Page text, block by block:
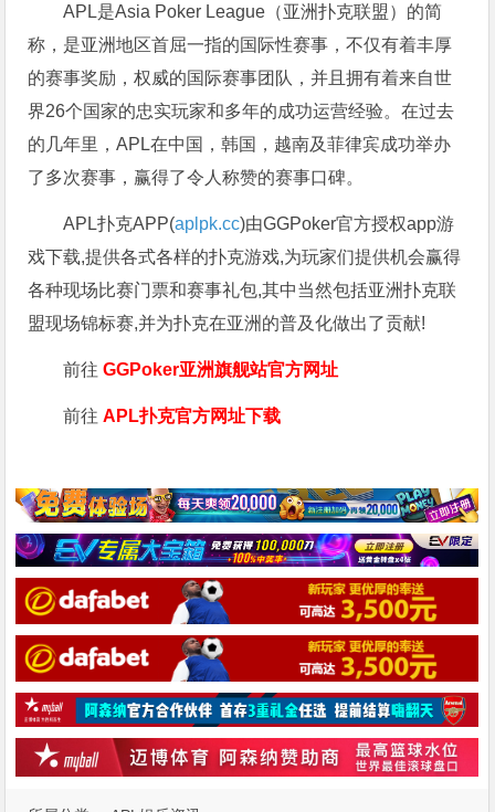
APL是Asia Poker League（亚洲扑克联盟）的简
称，是亚洲地区首屈一指的国际性赛事，不仅有着丰厚
的赛事奖励，权威的国际赛事团队，并且拥有着来自世
界26个国家的忠实玩家和多年的成功运营经验。在过去
的几年里，APL在中国，韩国，越南及菲律宾成功举办
了多次赛事，赢得了令人称赞的赛事口碑。
APL扑克APP(aplpk.cc)由GGPoker官方授权app游
戏下载,提供各式各样的扑克游戏,为玩家们提供机会赢得
各种现场比赛门票和赛事礼包,其中当然包括亚洲扑克联
盟现场锦标赛,并为扑克在亚洲的普及化做出了贡献!
前往GGPoker亚洲旗舰站官方网址
前往APL扑克官方网址下载